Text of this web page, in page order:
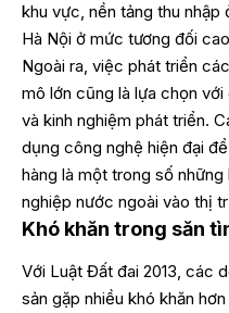
khu vực, nền tảng thu
Hà Nội ở mức tương đối
Ngoài ra, việc phát triển
mô lớn cũng là lựa chọn
và kinh nghiệm phát triển.
dụng công nghệ hiện đại
hàng là một trong số
nghiệp nước ngoài vào thị
Khó khăn trong săn
Với Luật Đất đai 2013, các
sản gặp nhiều khó khăn